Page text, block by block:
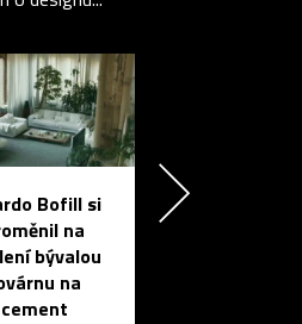
Bofill si
na
bývalou
na
cement